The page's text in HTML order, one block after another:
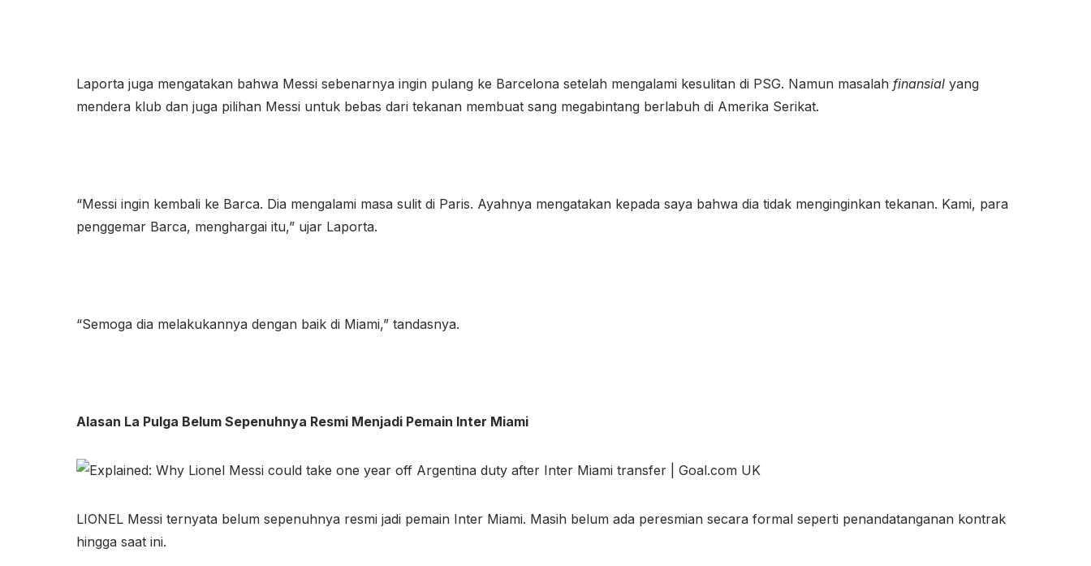
Laporta juga mengatakan bahwa Messi sebenarnya ingin pulang ke Barcelona setelah mengalami kesulitan di PSG. Namun masalah finansial yang
mendera klub dan juga pilihan Messi untuk bebas dari tekanan membuat sang megabintang berlabuh di Amerika Serikat.
“Messi ingin kembali ke Barca. Dia mengalami masa sulit di Paris. Ayahnya mengatakan kepada saya bahwa dia tidak menginginkan tekanan. Kami, para
penggemar Barca, menghargai itu,” ujar Laporta.
“Semoga dia melakukannya dengan baik di Miami,” tandasnya.
Alasan La Pulga Belum Sepenuhnya Resmi Menjadi Pemain Inter Miami
LIONEL Messi ternyata belum sepenuhnya resmi jadi pemain Inter Miami. Masih belum ada peresmian secara formal seperti penandatanganan kontrak
hingga saat ini.